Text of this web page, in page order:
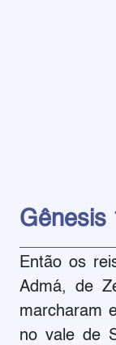
Gênesis
Então os
Admá, de
marcharam
no vale de